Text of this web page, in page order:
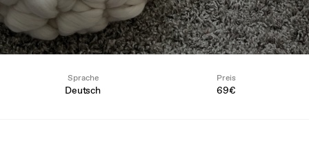
Sprache
Deutsch
Preis
69€